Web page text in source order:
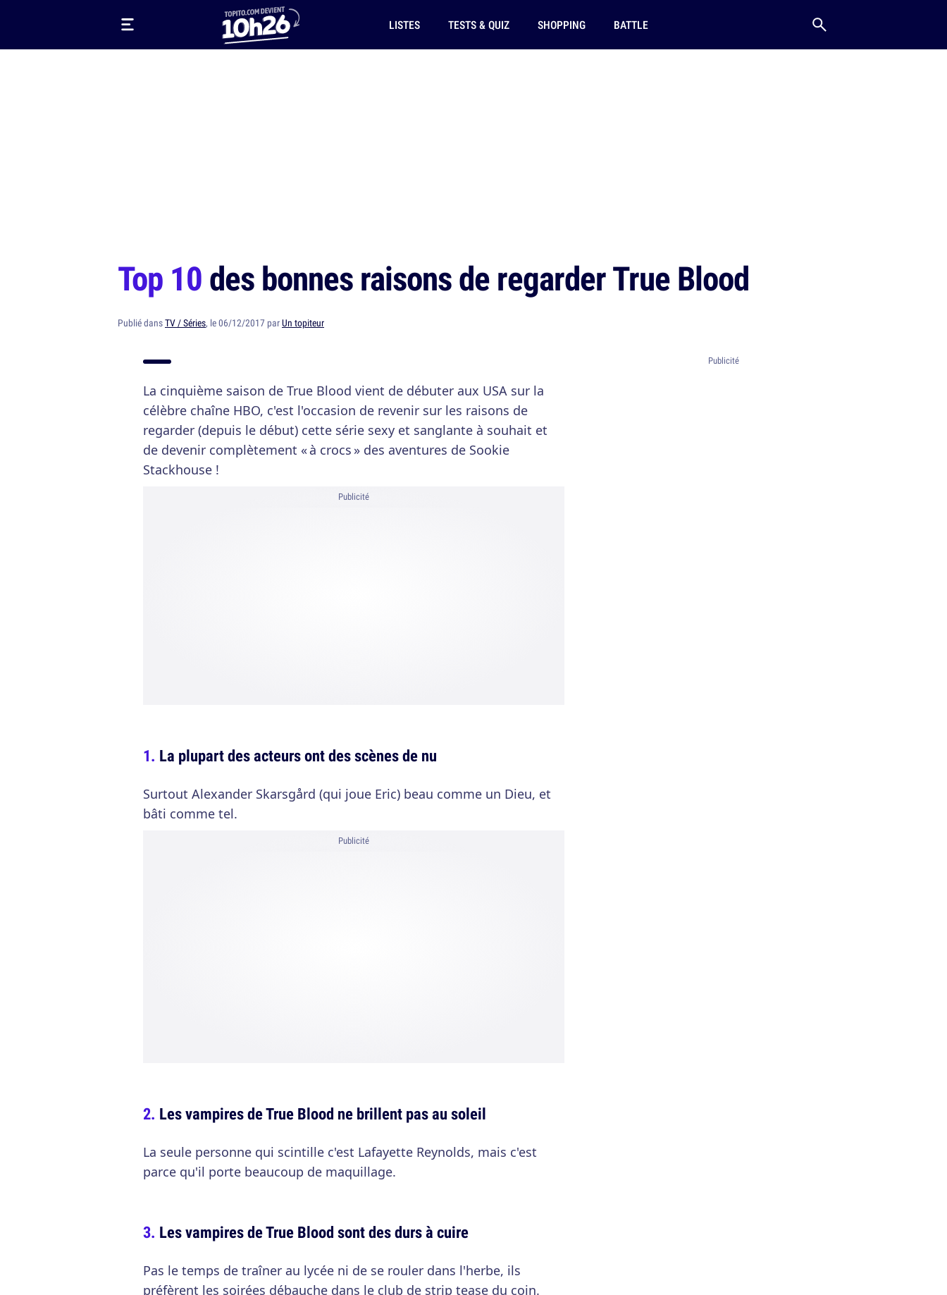
LISTES TESTS & QUIZ SHOPPING BATTLE
Top 10des bonnes raisons de regarder True Blood
Publié dansTV / Séries, le 06/12/2017 parUn topiteur
La cinquième saison de True Blood vient de débuter aux USA sur la
célèbre chaîne HBO, c'est l'occasion de revenir sur les raisons de
regarder (depuis le début) cette série sexy et sanglante à souhait et
de devenir complètement « à crocs » des aventures de Sookie
Stackhouse !
Publicité
La plupart des acteurs ont des scènes de nu
Surtout Alexander Skarsgård (qui joue Eric) beau comme un Dieu, et
bâti comme tel.
Publicité
Les vampires de True Blood ne brillent pas au soleil
La seule personne qui scintille c'est Lafayette Reynolds, mais c'est
parce qu'il porte beaucoup de maquillage.
Les vampires de True Blood sont des durs à cuire
Pas le temps de traîner au lycée ni de se rouler dans l'herbe, ils
préfèrent les soirées débauche dans le club de strip tease du coin.